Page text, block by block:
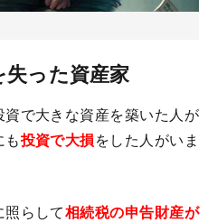
った資産家
資で大きな資産を築いた人が
も投資で大損をした人がいま
らして相続税の申告財産が